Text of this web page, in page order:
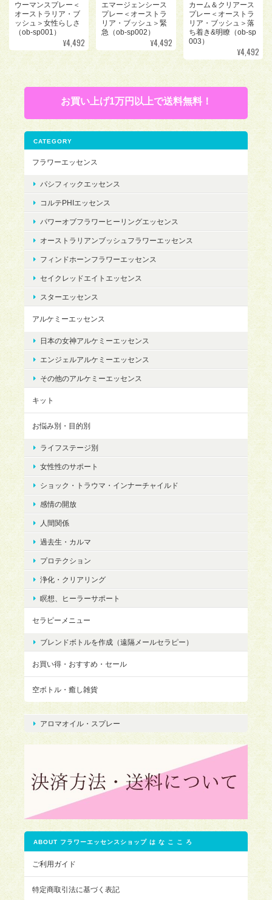
ウーマンスプレー＜
オーストラリア・ブ
ッシュ＞女性らしさ
（ob-sp001）
¥4,492
エマージェンシース
プレー＜オーストラ
リア・ブッシュ＞緊
急（ob-sp002）
¥4,492
カーム＆クリアース
プレー＜オーストラ
リア・ブッシュ＞落
ち着き&明瞭（ob-sp
003）
¥4,492
お買い上げ1万円以上で送料無料！
CATEGORY
フラワーエッセンス
パシフィックエッセンス
コルテPHIエッセンス
パワーオブフラワーヒーリングエッセンス
オーストラリアンブッシュフラワーエッセンス
フィンドホーンフラワーエッセンス
セイクレッドエイトエッセンス
スターエッセンス
アルケミーエッセンス
日本の女神アルケミーエッセンス
エンジェルアルケミーエッセンス
その他のアルケミーエッセンス
キット
お悩み別・目的別
ライフステージ別
女性性のサポート
ショック・トラウマ・インナーチャイルド
感情の開放
人間関係
過去生・カルマ
プロテクション
浄化・クリアリング
瞑想、ヒーラーサポート
セラピーメニュー
ブレンドボトルを作成（遠隔メールセラピー）
お買い得・おすすめ・セール
空ボトル・癒し雑貨
アロマオイル・スプレー
ABOUT フラワーエッセンスショップ は な こ こ ろ
ご利用ガイド
特定商取引法に基づく表記